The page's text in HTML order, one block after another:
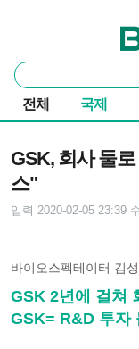
바
통
합
검
색
전체 국제
GSK, 회사 둘
스"
입력 2020-02-05 23:39
바이오스펙테이터 김
GSK 2년에 걸쳐
GSK= R&D 투자